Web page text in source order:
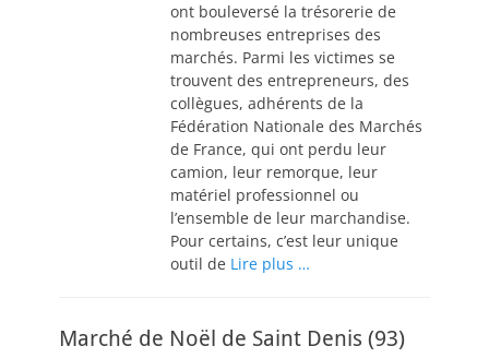
ont bouleversé la trésorerie de
nombreuses entreprises des
marchés. Parmi les victimes se
trouvent des entrepreneurs, des
collègues, adhérents de la
Fédération Nationale des Marchés
de France, qui ont perdu leur
camion, leur remorque, leur
matériel professionnel ou
l’ensemble de leur marchandise.
Pour certains, c’est leur unique
outil de Lire plus …
Marché de Noël de Saint Denis (93)